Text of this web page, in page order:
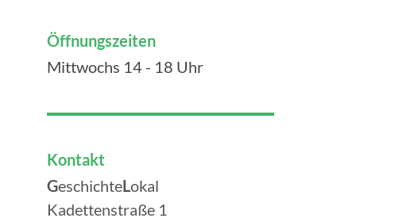
Öffnungszeiten
Mittwochs 14 - 18 Uhr
Kontakt
GeschichteLokal
Kadettenstraße 1